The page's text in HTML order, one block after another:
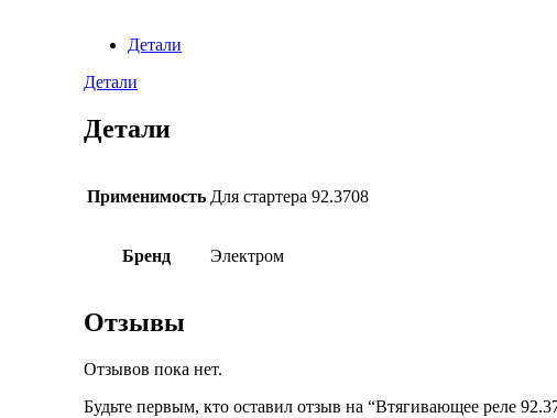
Детали
Детали
Детали
Применимость Для стартера 92.3708
Бренд Электром
Отзывы
Отзывов пока нет.
Будьте первым, кто оставил отзыв на “Втягивающее реле